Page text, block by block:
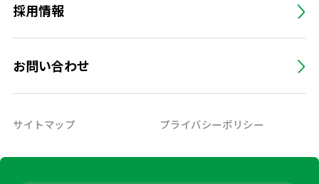
採用情報
お問い合わせ
サイトマップ プライバシーポリシー